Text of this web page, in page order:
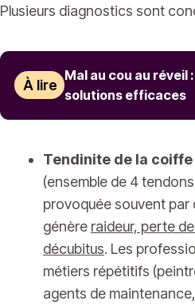
Plusieurs diagnostics sont
À lire
Mal au cou au
solutions efficaces
Tendinite de la
(ensemble de 4
provoquée souvent par
génère raideur, perte
décubitus. Les
métiers répétitifs
agents de